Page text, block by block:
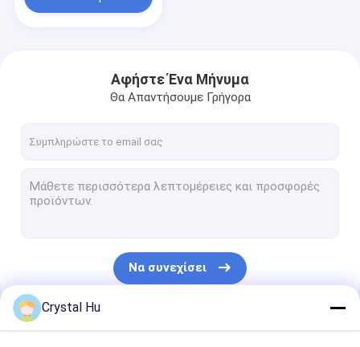
Αφήστε Ένα Μήνυμα
Θα Απαντήσουμε Γρήγορα
Να συνεχίσει
Οι Κατηγορίες Μας
Crystal Hu